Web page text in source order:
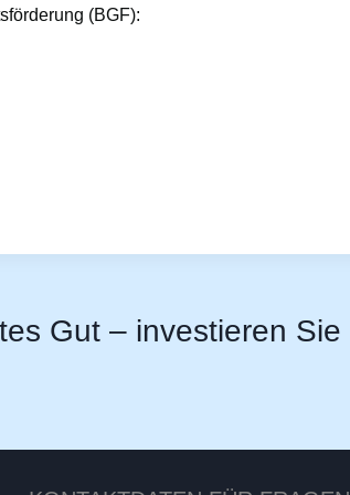
(BGF):
Gut – investieren Sie